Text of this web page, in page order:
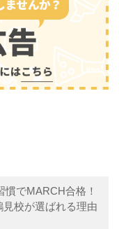
慣でMARCH合格！
校が選ばれる理由